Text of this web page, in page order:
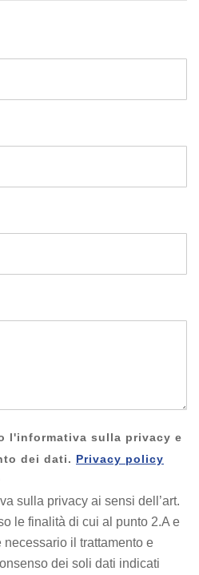
l'informativa sulla privacy e
dei dati. Privacy policy
sulla privacy ai sensi dell’art.
le finalità di cui al punto 2.A e
il trattamento e
dei soli dati indicati